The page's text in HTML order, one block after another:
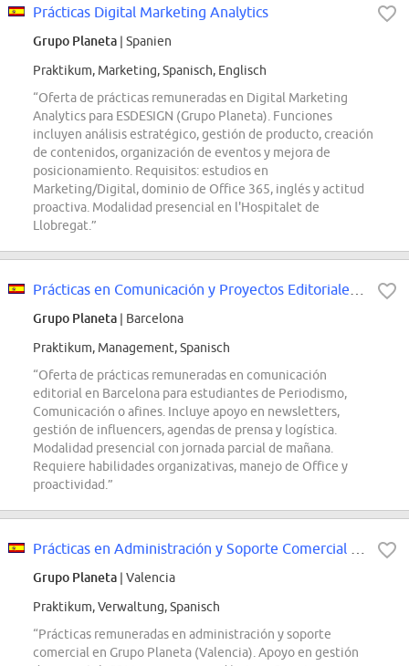
Prácticas Digital Marketing Analytics
Grupo Planeta | Spanien
Praktikum, Marketing, Spanisch, Englisch
“Oferta de prácticas remuneradas en Digital Marketing
Analytics para ESDESIGN (Grupo Planeta). Funciones
incluyen análisis estratégico, gestión de producto, creación
de contenidos, organización de eventos y mejora de
posicionamiento. Requisitos: estudios en
Marketing/Digital, dominio de Office 365, inglés y actitud
proactiva. Modalidad presencial en l'Hospitalet de
Llobregat.”
Grupo Planeta | Barcelona
Praktikum, Management, Spanisch
“Oferta de prácticas remuneradas en comunicación
editorial en Barcelona para estudiantes de Periodismo,
Comunicación o afines. Incluye apoyo en newsletters,
gestión de influencers, agendas de prensa y logística.
Modalidad presencial con jornada parcial de mañana.
Requiere habilidades organizativas, manejo de Office y
proactividad.”
Grupo Planeta | Valencia
Praktikum, Verwaltung, Spanisch
“Prácticas remuneradas en administración y soporte
comercial en Grupo Planeta (Valencia). Apoyo en gestión